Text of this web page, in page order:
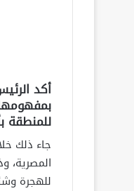
أكد
للمنطقة
جاء ذلك
المصرية،
للهجرة